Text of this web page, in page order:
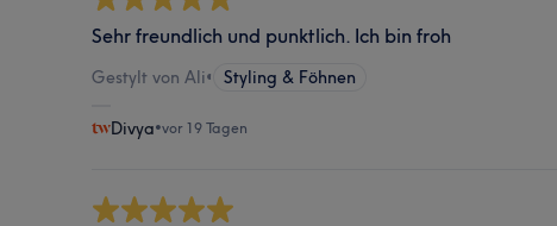
Sehr freundlich und punktlich. Ich bin froh
Gestylt von Ali• Styling & Föhnen
Divya•vor 19 Tagen